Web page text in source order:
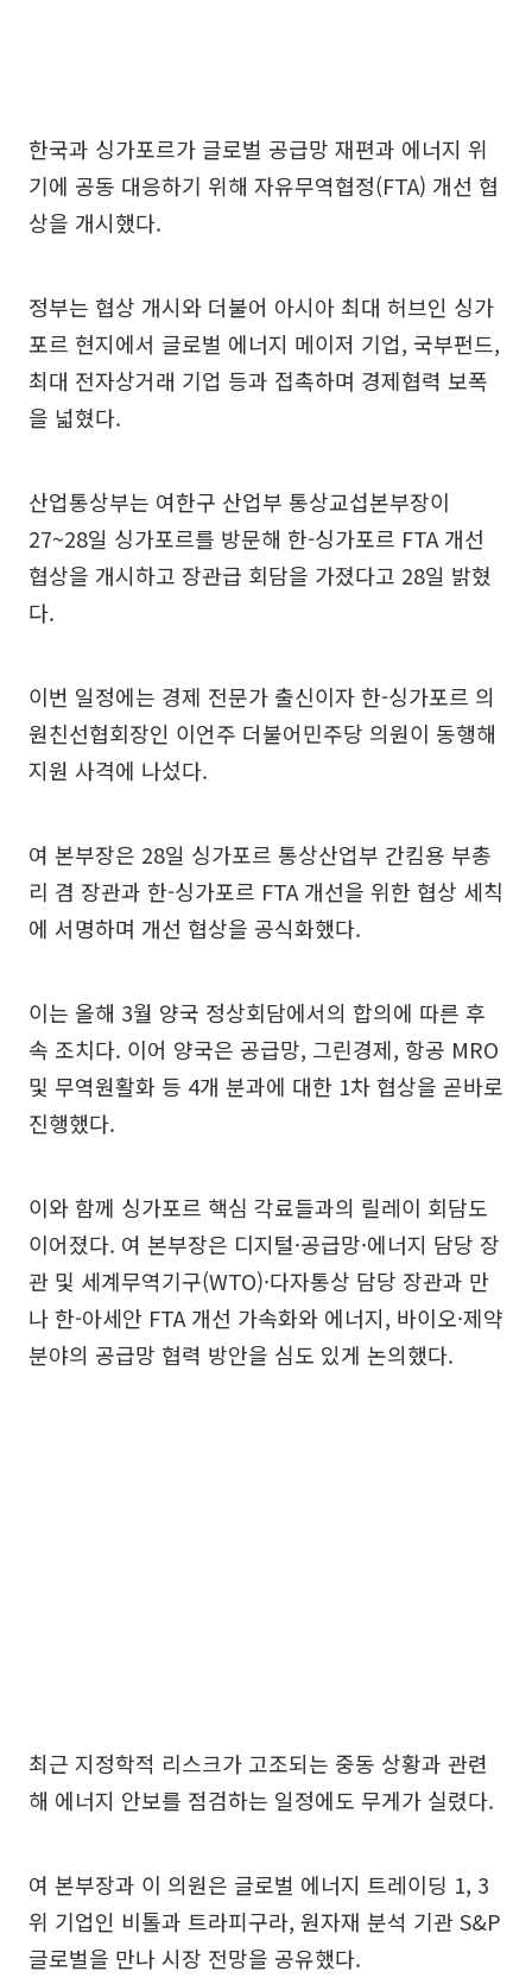
한국과 싱가포르가 글로벌 공급망 재편과 에너지 위
기에 공동 대응하기 위해 자유무역협정(FTA) 개선 협
상을 개시했다.
정부는 협상 개시와 더불어 아시아 최대 허브인 싱가
포르 현지에서 글로벌 에너지 메이저 기업, 국부펀드,
최대 전자상거래 기업 등과 접촉하며 경제협력 보폭
을 넓혔다.
산업통상부는 여한구 산업부 통상교섭본부장이
27~28일 싱가포르를 방문해 한-싱가포르 FTA 개선
협상을 개시하고 장관급 회담을 가졌다고 28일 밝혔
다.
이번 일정에는 경제 전문가 출신이자 한-싱가포르 의
원친선협회장인 이언주 더불어민주당 의원이 동행해
지원 사격에 나섰다.
여 본부장은 28일 싱가포르 통상산업부 간킴용 부총
리 겸 장관과 한-싱가포르 FTA 개선을 위한 협상 세칙
에 서명하며 개선 협상을 공식화했다.
이는 올해 3월 양국 정상회담에서의 합의에 따른 후
속 조치다. 이어 양국은 공급망, 그린경제, 항공 MRO
및 무역원활화 등 4개 분과에 대한 1차 협상을 곧바로
진행했다.
이와 함께 싱가포르 핵심 각료들과의 릴레이 회담도
이어졌다. 여 본부장은 디지털·공급망·에너지 담당 장
관 및 세계무역기구(WTO)·다자통상 담당 장관과 만
나 한-아세안 FTA 개선 가속화와 에너지, 바이오·제약
분야의 공급망 협력 방안을 심도 있게 논의했다.
최근 지정학적 리스크가 고조되는 중동 상황과 관련
해 에너지 안보를 점검하는 일정에도 무게가 실렸다.
여 본부장과 이 의원은 글로벌 에너지 트레이딩 1, 3
위 기업인 비톨과 트라피구라, 원자재 분석 기관 S&P
글로벌을 만나 시장 전망을 공유했다.